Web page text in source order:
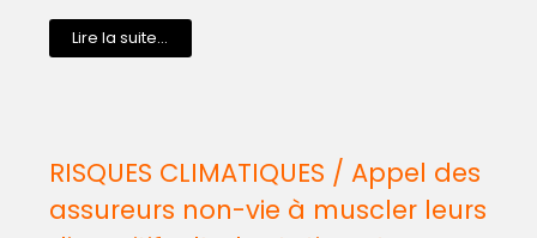
Lire la suite...
RISQUES CLIMATIQUES / Appel des
assureurs non-vie à muscler leurs